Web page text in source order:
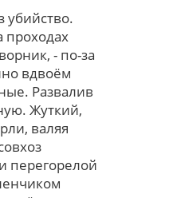
убийство.
проходах
- по-за
вдвоём
Развалив
Жуткий,
валяя
перегорелой